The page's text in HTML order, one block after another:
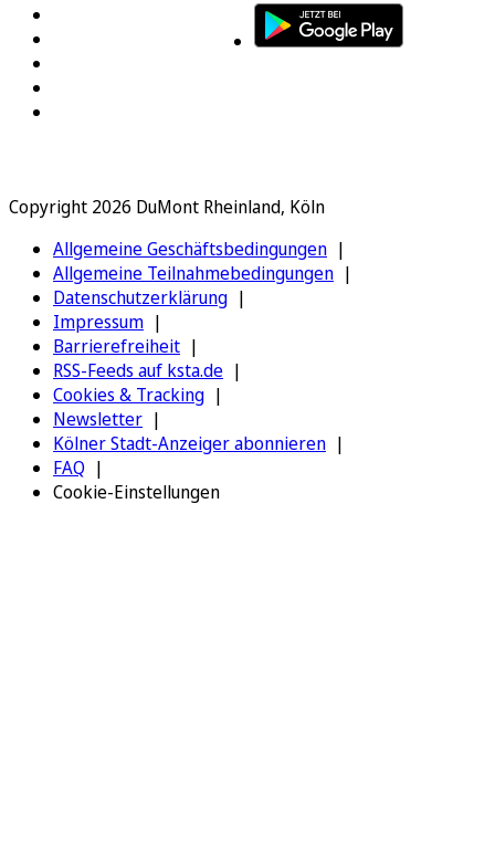
Copyright 2026 DuMont Rheinland, Köln
Allgemeine Geschäftsbedingungen
Allgemeine Teilnahmebedingungen
Datenschutzerklärung
Impressum
Barrierefreiheit
RSS-Feeds auf ksta.de
Cookies & Tracking
Newsletter
Kölner Stadt-Anzeiger abonnieren
FAQ
Cookie-Einstellungen